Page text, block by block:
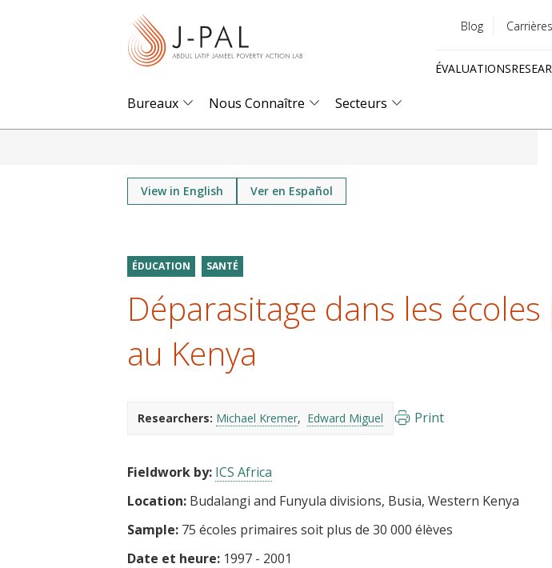
menu
Blog Carrières
ÉVALUATIONS
Bureaux Nous Connaître Secteurs
View in English Ver en Español
ÉDUCATION SANTÉ
Déparasitage dans les
au Kenya
Researchers: Michael Kremer Edward Miguel Print
Fieldwork by: ICS Africa
Location: Budalangi and Funyula divisions, Busia, Western Kenya
Sample: 75 écoles primaires soit plus de 30 000 élèves
Date et heure: 1997 - 2001